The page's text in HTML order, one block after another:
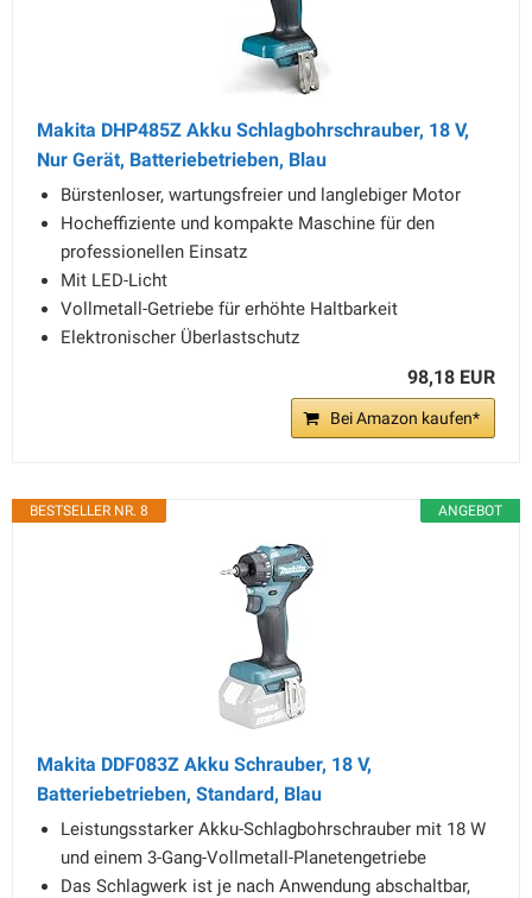
Makita DHP485Z Akku Schlagbohrschrauber, 18 V,
Nur Gerät, Batteriebetrieben, Blau
Bürstenloser, wartungsfreier und langlebiger Motor
Hocheffiziente und kompakte Maschine für den
professionellen Einsatz
Mit LED-Licht
Vollmetall-Getriebe für erhöhte Haltbarkeit
Elektronischer Überlastschutz
98,18 EUR
Bei Amazon kaufen*
ANGEBOT
BESTSELLER NR. 8
Makita DDF083Z Akku Schrauber, 18 V,
Batteriebetrieben, Standard, Blau
Leistungsstarker Akku-Schlagbohrschrauber mit 18 W
und einem 3-Gang-Vollmetall-Planetengetriebe
Das Schlagwerk ist je nach Anwendung abschaltbar,